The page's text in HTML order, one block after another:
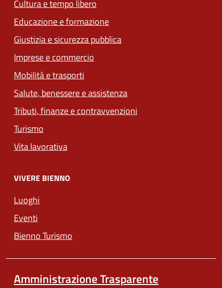
Cultura e tempo libero
Educazione e formazione
Giustizia e sicurezza pubblica
Imprese e commercio
Mobilità e trasporti
Salute, benessere e assistenza
Tributi, finanze e contravvenzioni
Turismo
Vita lavorativa
VIVERE BIENNO
Luoghi
Eventi
Bienno Turismo
Amministrazione Trasparente